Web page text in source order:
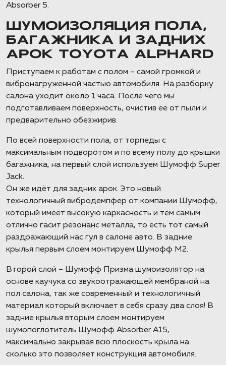
Absorber 5.
ШУМОИЗОЛЯЦИЯ ПОЛА,
БАГАЖНИКА И ЗАДНИХ
АРОК TOYOTA ALPHARD
Приступаем к работам с полом – самой громкой и
вибронагруженной частью автомобиля. На разборку
салона уходит около 1 часа. После чего мы
подготавливаем поверхность, очистив ее от пыли и
предварительно обезжирив.
По всей поверхности пола, от торпеды с
максимальным подворотом и по всему полу до крышки
багажника, на первый слой используем Шумофф Super
Jack.
Он же идёт для задних арок. Это новый
технологичный вибродемпфер от компании Шумофф,
который имеет высокую каркасность и тем самым
отлично гасит резонанс металла, то есть тот самый
раздражающий нас гул в салоне авто. В задние
крылья первым слоем монтируем Шумофф М2.
Второй слой – Шумофф Призма шумоизолятор на
основе каучука со звукоотражающей мембраной на
пол салона, так же современный и технологичный
материал который включает в себя сразу два слоя! В
задние крылья вторым слоем монтируем
шумопоглотитель Шумофф Absorber А15,
максимально закрывая всю плоскость крыла на
сколько это позволяет конструкция автомобиля.